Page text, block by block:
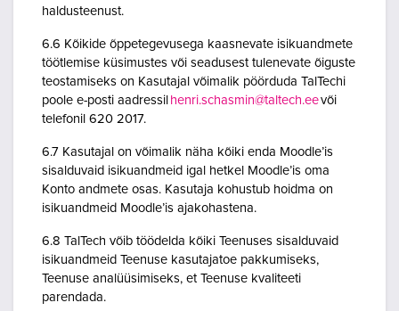
haldusteenust.
6.6 Kõikide õppetegevusega kaasnevate isikuandmete
töötlemise küsimustes või seadusest tulenevate õiguste
teostamiseks on Kasutajal võimalik pöörduda TalTechi
poole e-posti aadressil henri.schasmin@taltech.eevõi
telefonil 620 2017.
6.7 Kasutajal on võimalik näha kõiki enda Moodle’is
sisalduvaid isikuandmeid igal hetkel Moodle’is oma
Konto andmete osas. Kasutaja kohustub hoidma on
isikuandmeid Moodle’is ajakohastena.
6.8 TalTech võib töödelda kõiki Teenuses sisalduvaid
isikuandmeid Teenuse kasutajatoe pakkumiseks,
Teenuse analüüsimiseks, et Teenuse kvaliteeti
parendada.